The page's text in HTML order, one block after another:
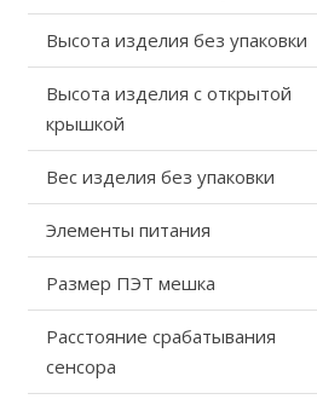
Высота изделия без упаковки
Высота изделия с открытой
крышкой
Вес изделия без упаковки
Элементы питания
Размер ПЭТ мешка
Расстояние срабатывания
сенсора